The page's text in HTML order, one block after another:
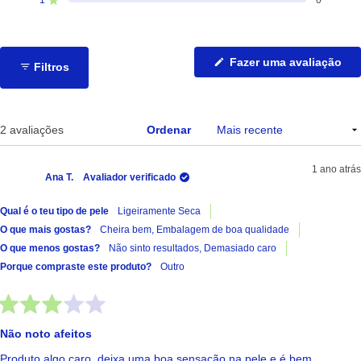
Avaliado com de 5 estrelas
Filtros Fazer uma avaliação
2 avaliações Ordenar
Ana T. Avaliador verificado
1 ano atrás
Qual é o teu tipo de pele
Ligeiramente Seca
O que mais gostas?
Cheira bem, Embalagem de boa qualidade
O que menos gostas?
Não sinto resultados, Demasiado caro
Porque compraste este produto?
Outro
Não noto afeitos
Produto algo caro, deixa uma boa sensação na pele e é bem
A carregar...